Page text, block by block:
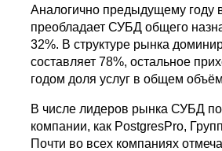
Аналогично предыдущему году
преобладает СУБД общего
32%. В структуре рынка
составляет 78%, остальное
годом доля услуг в общем
В числе лидеров рынка СУБД
компании, как PostgresPro,
Почти во всех компаниях